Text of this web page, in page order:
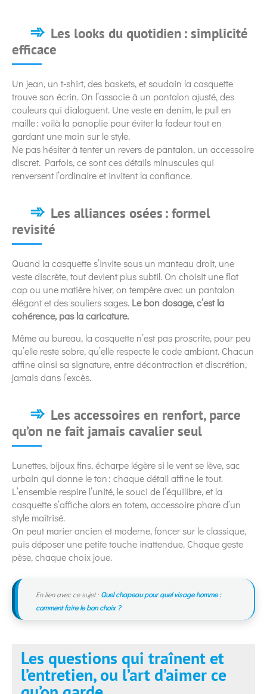
Les looks du quotidien : simplicité
efficace
Un jean, un t-shirt, des baskets, et soudain la casquette
trouve son écrin. On l’associe à un pantalon ajusté, des
couleurs qui dialoguent. Une veste en denim, le pull en
maille : voilà la panoplie pour éviter la fadeur tout en
gardant une main sur le style.
Ne pas hésiter à tenter un revers de pantalon, un accessoire
discret. Parfois, ce sont ces détails minuscules qui
renversent l’ordinaire et invitent la confiance.
Les alliances osées : formel
revisité
Quand la casquette s’invite sous un manteau droit, une
veste discrète, tout devient plus subtil. On choisit une flat
cap ou une matière hiver, on tempère avec un pantalon
élégant et des souliers sages. Le bon dosage, c’est la
cohérence, pas la caricature.
Même au bureau, la casquette n’est pas proscrite, pour peu
qu’elle reste sobre, qu’elle respecte le code ambiant. Chacun
affine ainsi sa signature, entre décontraction et discrétion,
jamais dans l’excès.
Les accessoires en renfort, parce
qu’on ne fait jamais cavalier seul
Lunettes, bijoux fins, écharpe légère si le vent se lève, sac
urbain qui donne le ton : chaque détail affine le tout.
L’ensemble respire l’unité, le souci de l’équilibre, et la
casquette s’affiche alors en totem, accessoire phare d’un
style maîtrisé.
On peut marier ancien et moderne, foncer sur le classique,
puis déposer une petite touche inattendue. Chaque geste
pèse, chaque choix joue.
En lien avec ce sujet : Quel chapeau pour quel visage homme :
comment faire le bon choix ?
Les questions qui traînent et
l’entretien, ou l’art d’aimer ce